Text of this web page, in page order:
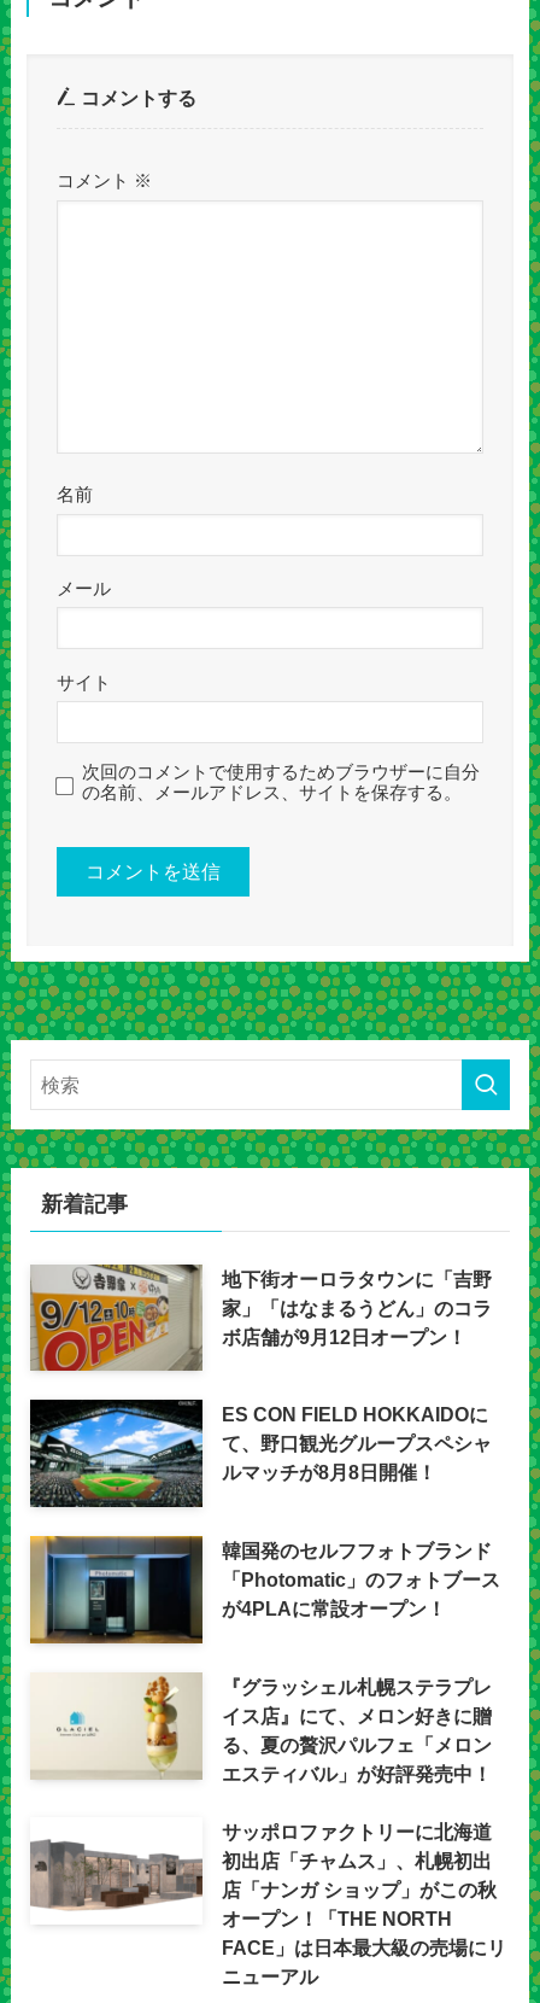
コメントする
コメント ※
名前
メール
サイト
次回のコメントで使用するためブラウザーに自分
の名前、メールアドレス、サイトを保存する。
新着記事
地下街オーロラタウンに「吉野
家」「はなまるうどん」のコラ
ボ店舗が9月12日オープン！
ES CON FIELD HOKKAIDOに
て、野口観光グループスペシャ
ルマッチが8月8日開催！
韓国発のセルフフォトブランド
「Photomatic」のフォトブース
が4PLAに常設オープン！
『グラッシェル札幌ステラプレ
イス店』にて、メロン好きに贈
る、夏の贅沢パルフェ「メロン
エスティバル」が好評発売中！
サッポロファクトリーに北海道
初出店「チャムス」、札幌初出
店「ナンガ ショップ」がこの秋
オープン！「THE NORTH
FACE」は日本最大級の売場にリ
ニューアル